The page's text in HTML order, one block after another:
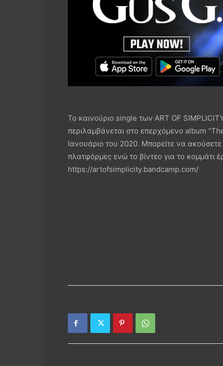
Το καινούριο single των ART OF
περιλαμβάνεται στο επερχόμενο album
Ιανουάριο του 2020. Μπορείτε να
πλατφόρμες ενώ το βίντεο για το κομμάτι
https://artofsimplicity.bandcamp.com/